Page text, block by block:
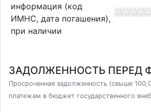
информация (код
ИМНС, дата погашения),
при наличии
ЗАДОЛЖЕННОСТЬ ПЕРЕД
Просроченная задолженность (свыше
платежам в бюджет государственного